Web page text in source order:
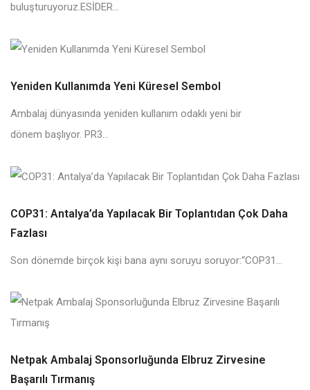
buluşturuyoruz.ESİDER...
Yeniden Kullanımda Yeni Küresel Sembol
Ambalaj dünyasında yeniden kullanım odaklı yeni bir
dönem başlıyor. PR3...
COP31: Antalya’da Yapılacak Bir Toplantıdan Çok Daha
Fazlası
Son dönemde birçok kişi bana aynı soruyu soruyor:“COP31...
Netpak Ambalaj Sponsorluğunda Elbruz Zirvesine
Başarılı Tırmanış